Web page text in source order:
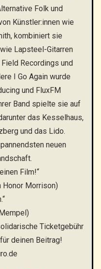
Folk und
Künstler:innen wie
kombiniert sie
Lapsteel-Gitarren
Recordings und
I Go Again wurde
und FluxFM
Band spielte sie auf
das Kesselhaus,
und das Lido.
neuen
Film!“
Honor Morrison)
Ticketgebühr
deinen Beitrag!